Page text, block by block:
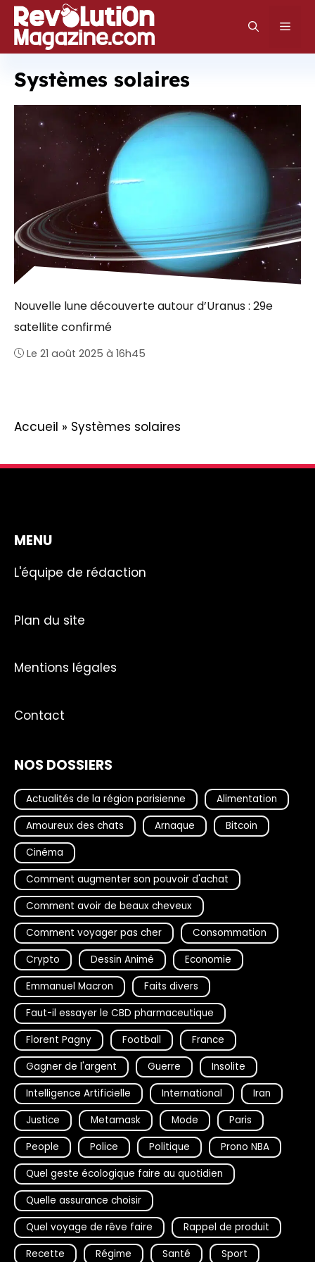
Aller
au
contenu
Systèmes solaires
Nouvelle lune découverte autour d’Uranus : 29e
satellite confirmé
Le 21 août 2025 à 16h45
Accueil » Systèmes solaires
MENU
L'équipe de rédaction
Plan du site
Mentions légales
Contact
NOS DOSSIERS
Actualités de la région parisienne
Alimentation
Amoureux des chats
Arnaque
Bitcoin
Cinéma
Comment augmenter son pouvoir d'achat
Comment avoir de beaux cheveux
Comment voyager pas cher
Consommation
Crypto
Dessin Animé
Economie
Emmanuel Macron
Faits divers
Faut-il essayer le CBD pharmaceutique
Florent Pagny
Football
France
Gagner de l'argent
Guerre
Insolite
Intelligence Artificielle
International
Iran
Justice
Metamask Mode
Paris
People
Police Politique
Prono NBA
Quel geste écologique faire au quotidien
Quelle assurance choisir
Quel voyage de rêve faire
Rappel de produit
Recette
Régime Santé Sport